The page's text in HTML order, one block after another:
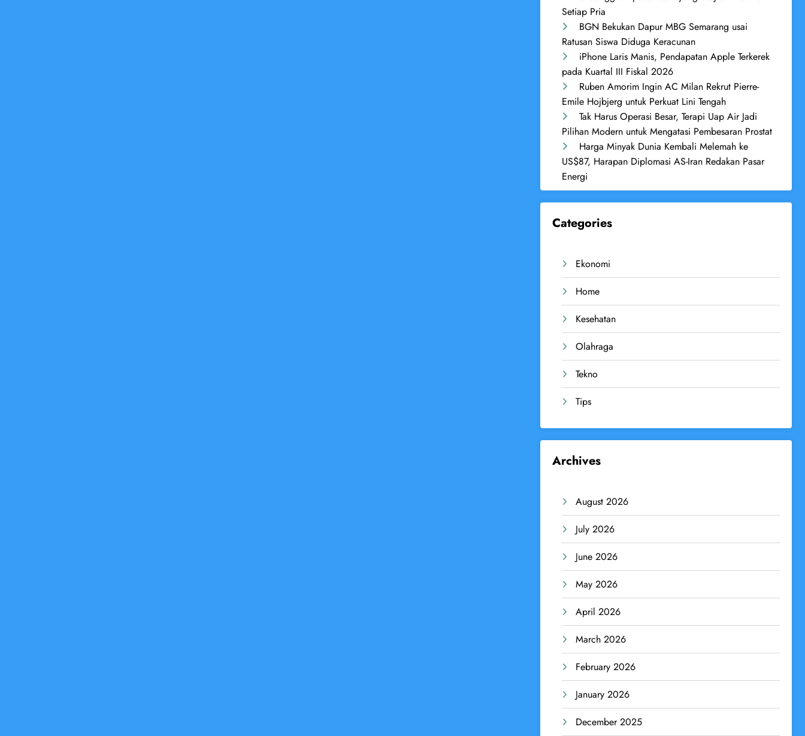
Setiap Pria
BGN Bekukan Dapur MBG Semarang usai
Ratusan Siswa Diduga Keracunan
iPhone Laris Manis, Pendapatan Apple Terkerek
pada Kuartal III Fiskal 2026
Ruben Amorim Ingin AC Milan Rekrut Pierre-
Emile Hojbjerg untuk Perkuat Lini Tengah
Tak Harus Operasi Besar, Terapi Uap Air Jadi
Pilihan Modern untuk Mengatasi Pembesaran Prostat
Harga Minyak Dunia Kembali Melemah ke
US$87, Harapan Diplomasi AS-Iran Redakan Pasar
Energi
Categories
Ekonomi
Home
Kesehatan
Olahraga
Tekno
Tips
Archives
August 2026
July 2026
June 2026
May 2026
April 2026
March 2026
February 2026
January 2026
December 2025